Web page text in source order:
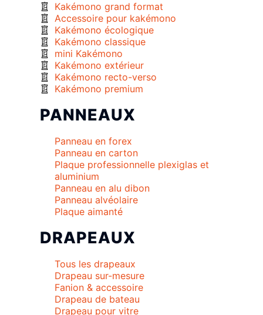
Kakémono grand format
Accessoire pour kakémono
Kakémono écologique
Kakémono classique
mini Kakémono
Kakémono extérieur
Kakémono recto-verso
Kakémono premium
PANNEAUX
Panneau en forex
Panneau en carton
Plaque professionnelle plexiglas et
aluminium
Panneau en alu dibon
Panneau alvéolaire
Plaque aimanté
DRAPEAUX
Tous les drapeaux
Drapeau sur-mesure
Fanion & accessoire
Drapeau de bateau
Drapeau pour vitre